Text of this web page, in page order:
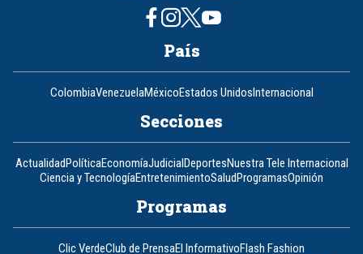
País
ColombiaVenezuelaMéxicoEstados UnidosInternacional
Secciones
ActualidadPolíticaEconomíaJudicialDeportesNuestra Tele Internacional
Ciencia y TecnologíaEntretenimientoSaludProgramasOpinión
Programas
Clic VerdeClub de PrensaEl InformativoFlash Fashion